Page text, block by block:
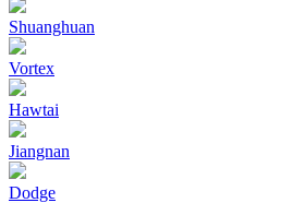
Shuanghuan
Vortex
Hawtai
Jiangnan
Dodge